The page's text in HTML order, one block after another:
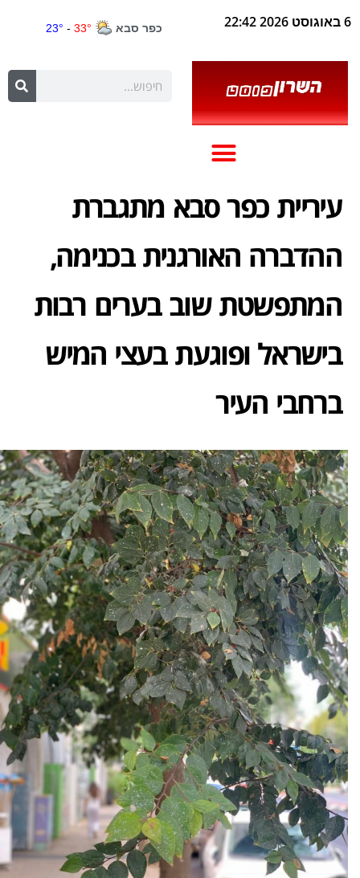
6 באוגוסט 2026 22:42
עיריית כפר סבא מתגברת
ההדברה האורגנית בכנימה,
המתפשטת שוב בערים רבות
בישראל ופוגעת בעצי המיש
ברחבי העיר